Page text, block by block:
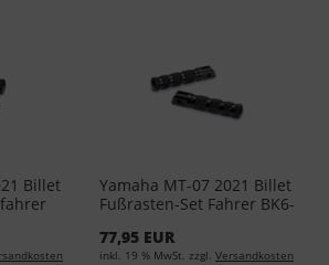
Billet
Yamaha MT-07 2021 Billet
Fußrasten-Set Fahrer BK6-
77,95 EUR
inkl. 19 % MwSt. zzgl. Versandkosten